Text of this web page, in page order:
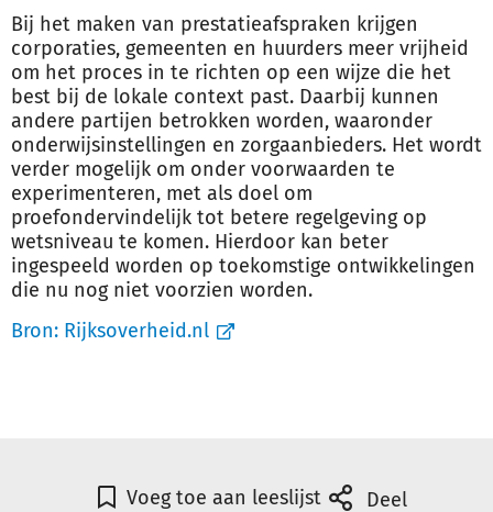
Bij het maken van prestatieafspraken krijgen
corporaties, gemeenten en huurders meer vrijheid
om het proces in te richten op een wijze die het
best bij de lokale context past. Daarbij kunnen
andere partijen betrokken worden, waaronder
onderwijsinstellingen en zorgaanbieders. Het wordt
verder mogelijk om onder voorwaarden te
experimenteren, met als doel om
proefondervindelijk tot betere regelgeving op
wetsniveau te komen. Hierdoor kan beter
ingespeeld worden op toekomstige ontwikkelingen
die nu nog niet voorzien worden.
Bron: Rijksoverheid.nl
Voeg toe aan leeslijst Deel